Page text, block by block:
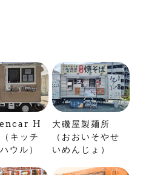
H
キッチ
ウル）
大磯屋製麺所
（おおいそやせ
いめんじょ）